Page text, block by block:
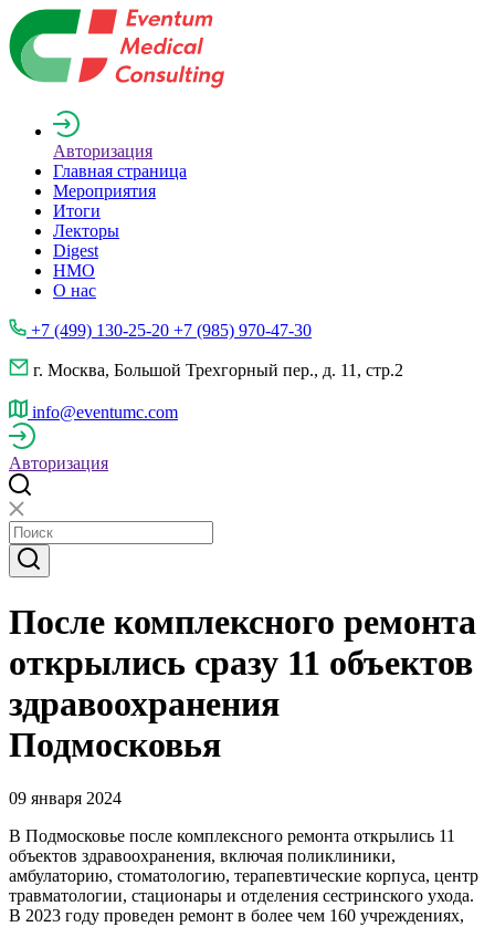
Авторизация
Главная страница
Мероприятия
Итоги
Лекторы
Digest
НМО
О нас
+7 (499) 130-25-20 +7 (985) 970-47-30
г. Москва, Большой Трехгорный пер., д. 11, стр.2
info@eventumc.com
Авторизация
После комплексного ремонта
открылись сразу 11 объектов
здравоохранения
Подмосковья
09 января 2024
В Подмосковье после комплексного ремонта открылись 11
объектов здравоохранения, включая поликлиники,
амбулаторию, стоматологию, терапевтические корпуса, центр
травматологии, стационары и отделения сестринского ухода.
В 2023 году проведен ремонт в более чем 160 учреждениях,